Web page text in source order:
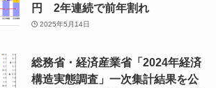
円 2年連続で前年割れ
2025年5月14日
総務省・経済産業省「2024年経済
構造実態調査」一次集計結果を公